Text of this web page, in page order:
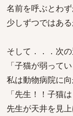
名前を呼ぶとわず
少しずつではあ
そして．．．次
「子猫が弱って
私は動物病院に
「先生！！子猫は
先生が天井を見上